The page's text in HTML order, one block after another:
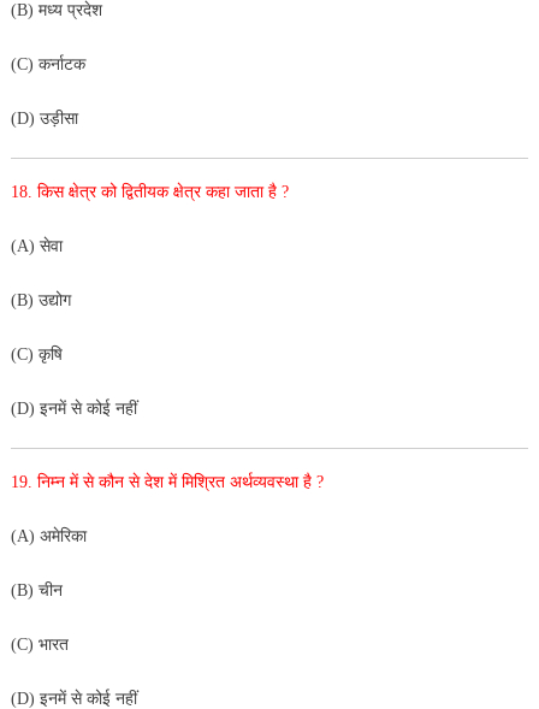
(B) मध्य प्रदेश
(C) कर्नाटक
(D) उड़ीसा
18. किस क्षेत्र को द्वितीयक क्षेत्र कहा जाता है ?
(A) सेवा
(B) उद्योग
(C) कृषि
(D) इनमें से कोई नहीं
19. निम्न में से कौन से देश में मिश्रित अर्थव्यवस्था है ?
(A) अमेरिका
(B) चीन
(C) भारत
(D) इनमें से कोई नहीं